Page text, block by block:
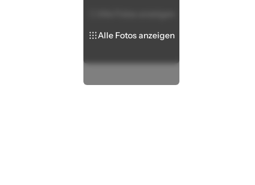
Alle Fotos anzeigen